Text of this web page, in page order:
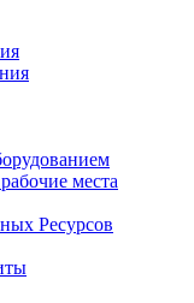
места
Ресурсов